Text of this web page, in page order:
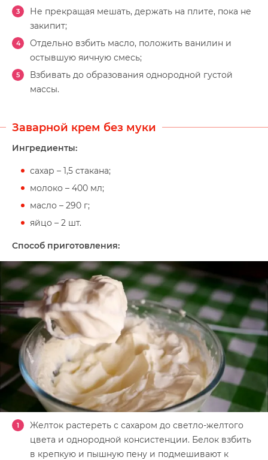
Не прекращая мешать, держать на плите, пока не
закипит;
Отдельно взбить масло, положить ванилин и
остывшую яичную смесь;
Взбивать до образования однородной густой
массы.
Заварной крем без муки
Ингредиенты:
сахар – 1,5 стакана;
молоко – 400 мл;
масло – 290 г;
яйцо – 2 шт.
Способ приготовления:
Желток растереть с сахаром до светло-желтого
цвета и однородной консистенции. Белок взбить
в крепкую и пышную пену и подмешивают к